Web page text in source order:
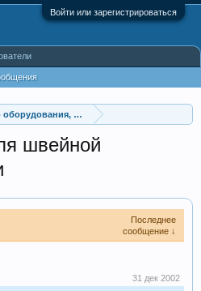
Войти или зарегистрироваться
оборудование для произв
швейной
Последнее
сообщение ↓
31 дек 2002